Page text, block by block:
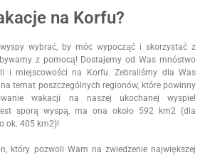
na Korfu?
wybrać, by móc wypocząć i skorzystać z
z pomocą! Dostajemy od Was mnóstwo
i miejscowości na Korfu. Zebraliśmy dla Was
temat poszczególnych regionów, które powinny
wakacji na naszej ukochanej wyspie!
sporą wyspą, ma ona około 592 km2 (dla
ok. 405 km2)!
który pozwoli Wam na zwiedzenie największej